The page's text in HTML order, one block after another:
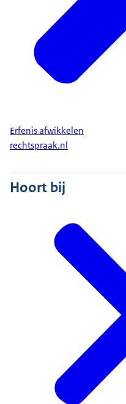
Erfenis afwikkelen
rechtspraak.nl
Hoort bij